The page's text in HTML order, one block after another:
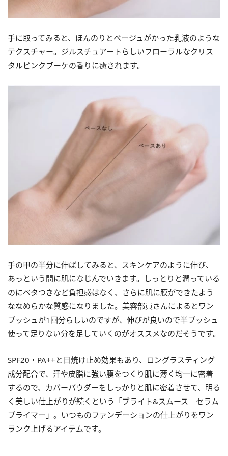
手に取ってみると、ほんのりとベージュがかった乳液のような
テクスチャー。ジルスチュアートらしいフローラルなクリス
タルピンクブーケの香りに癒されます。
手の甲の半分に伸ばしてみると、スキンケアのように伸び、
あっという間に肌になじんでいきます。しっとりと潤っている
のにベタつきなど負担感はなく、さらに肌に膜ができたよう
ななめらかな質感になりました。美容部員さんによるとワン
プッシュが1回分らしいのですが、伸びが良いので半プッシュ
使って足りない分を足していくのがオススメなのだそうです。
SPF20・PA++と日焼け止め効果もあり、ロングラスティング
成分配合で、汗や皮脂に強い膜をつくり肌に薄く均一に密着
するので、カバーパウダーをしっかりと肌に密着させて、明る
く美しい仕上がりが続くという「ブライト&スムース セラム
プライマー」。いつものファンデーションの仕上がりをワン
ランク上げるアイテムです。